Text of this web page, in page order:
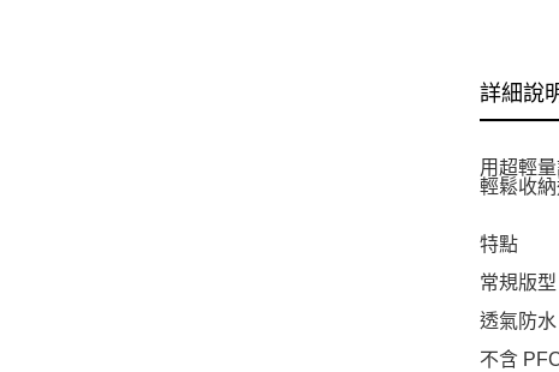
詳細說
用超輕
輕鬆收
特點
常規版型
透氣防
不含